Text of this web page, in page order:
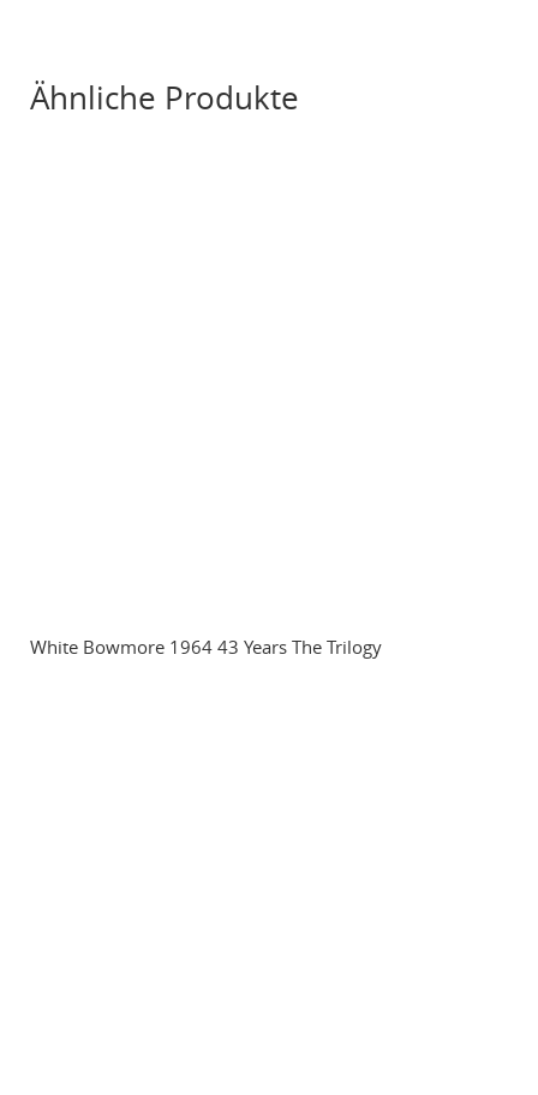
Ähnliche Produkte
White Bowmore 1964 43 Years The Trilogy